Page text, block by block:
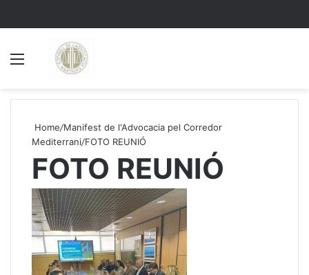
Home/Manifest de l'Advocacia pel Corredor
Mediterrani/FOTO REUNIÓ
FOTO REUNIÓ